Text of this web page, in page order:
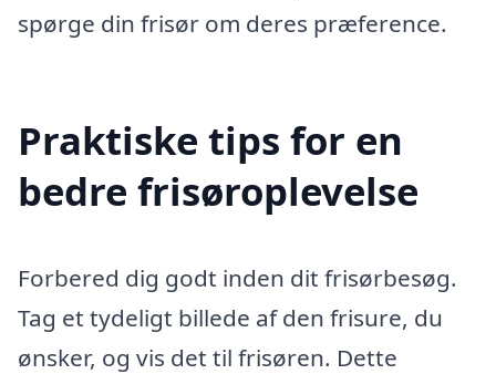
spørge din frisør om deres præference.
Praktiske tips for en
bedre frisøroplevelse
Forbered dig godt inden dit frisørbesøg.
Tag et tydeligt billede af den frisure, du
ønsker, og vis det til frisøren. Dette